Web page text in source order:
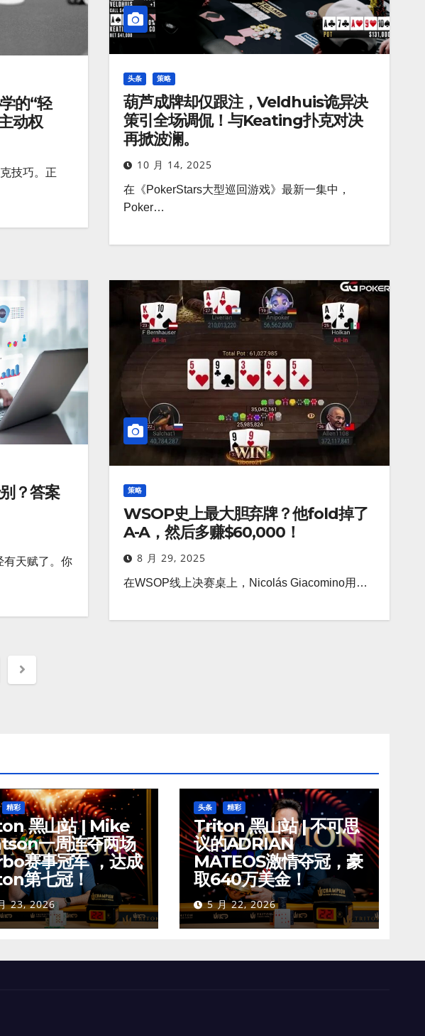
的“轻
动权
技巧。正
头条 策略
葫芦成牌却仅跟注，Veldhuis诡异决
策引全场调侃！与Keating扑克对决
再掀波澜。
10 月 14, 2025
在《PokerStars大型巡回游戏》最新一集中，
Poker…
？答案
有天赋了。你
策略
WSOP史上最大胆弃牌？他fold掉了
A-A，然后多赚$60,000！
8 月 29, 2025
在WSOP线上决赛桌上，Nicolás Giacomino用…
精彩
黑山站 | Mike
一周连夺两场
赛事冠军 ，达成
第七冠！
23, 2026
头条 精彩
Triton 黑山站 | 不可思
议的ADRIAN
MATEOS激情夺冠，豪
取640万美金！
5 月 22, 2026